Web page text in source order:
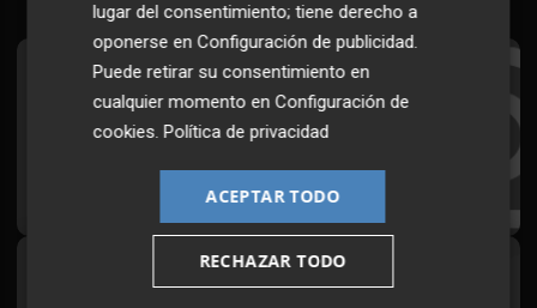
Suscríbete al Boletín
Todos los días a primera hora en tu email
Síguenos en redes
lugar del consentimiento; tiene derecho a
oponerse enConfiguración de publicidad.
Puede retirar su consentimiento en
cualquier momento enConfiguración de
cookies.Política de privacidad
ACEPTAR TODO
RECHAZAR TODO